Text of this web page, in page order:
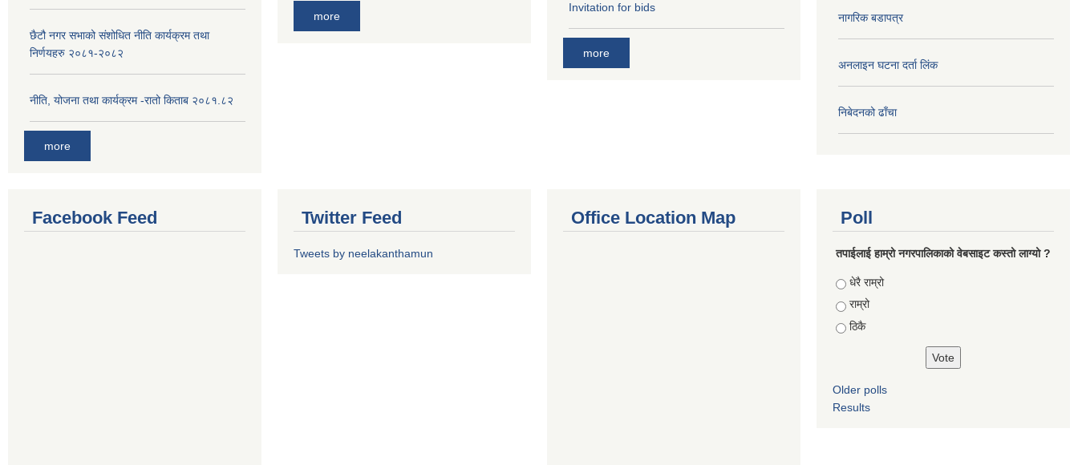
छैटौ नगर सभाको संशोधित नीति कार्यक्रम तथा
निर्णयहरु २०८१-२०८२
नीति, योजना तथा कार्यक्रम -रातो किताब २०८१.८२
more
more
Invitation for bids
more
नागरिक बडापत्र
अनलाइन घटना दर्ता लिंक
निबेदनको ढाँचा
Facebook Feed Twitter Feed
Tweets by neelakanthamun
Office Location Map Poll
तपाईलाई हाम्रो नगरपालिकाको वेबसाइट कस्तो लाग्यो ?
Choices
धेरै राम्रो
राम्रो
ठिकै
Older polls
Results